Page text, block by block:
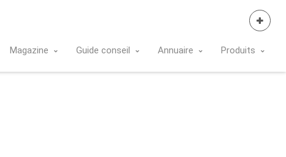
Magazine Guide conseil Annuaire Produits